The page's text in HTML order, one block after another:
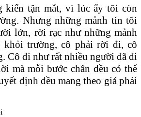
kiến tận mắt, vì lúc ấy tôi còn
Nhưng những mảnh tin tôi
lớn, rời rạc như những mảnh
khỏi trường, cô phải rời đi, cô
Cô đi như rất nhiều người đã đi
mà mỗi bước chân đều có thể
định đều mang theo giá phải